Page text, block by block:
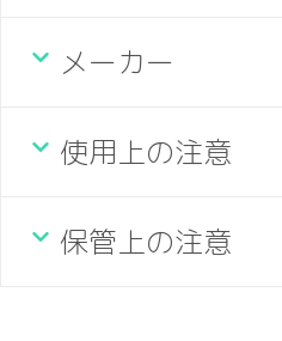
メーカー
使用上の注意
保管上の注意